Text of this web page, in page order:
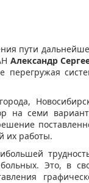
пути
Александр
перегружая
на семи
их работы.
больных. Это, в